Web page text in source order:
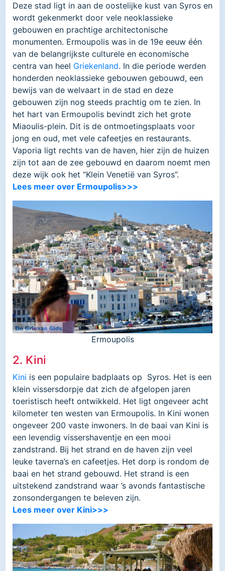
Deze stad ligt in aan de oostelijke kust van Syros en
wordt gekenmerkt door vele neoklassieke
gebouwen en prachtige architectonische
monumenten. Ermoupolis was in de 19e eeuw één
van de belangrijkste culturele en economische
centra van heel Griekenland. In die periode werden
honderden neoklassieke gebouwen gebouwd, een
bewijs van de welvaart in de stad en deze
gebouwen zijn nog steeds prachtig om te zien. In
het hart van Ermoupolis bevindt zich het grote
Miaoulis-plein. Dit is de ontmoetingsplaats voor
jong en oud, met vele cafeetjes en restaurants.
Vaporia ligt rechts van de haven, hier zijn de huizen
zijn tot aan de zee gebouwd en daarom noemt men
deze wijk ook het “Klein Venetië van Syros”.
Lees meer over Ermoupolis>>>
Ermoupolis
2. Kini
Kini is een populaire badplaats op Syros. Het is een
klein vissersdorpje dat zich de afgelopen jaren
toeristisch heeft ontwikkeld. Het ligt ongeveer acht
kilometer ten westen van Ermoupolis. In Kini wonen
ongeveer 200 vaste inwoners. In de baai van Kini is
een levendig vissershaventje en een mooi
zandstrand. Bij het strand en de haven zijn veel
leuke taverna’s en cafeetjes. Het dorp is rondom de
baai en het strand gebouwd. Het strand is een
uitstekend zandstrand waar ’s avonds fantastische
zonsondergangen te beleven zijn.
Lees meer over Kini>>>